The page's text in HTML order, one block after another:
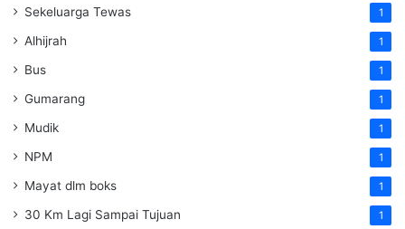
Sekeluarga Tewas 1
Alhijrah 1
Bus 1
Gumarang 1
Mudik 1
NPM 1
Mayat dlm boks 1
30 Km Lagi Sampai Tujuan 1